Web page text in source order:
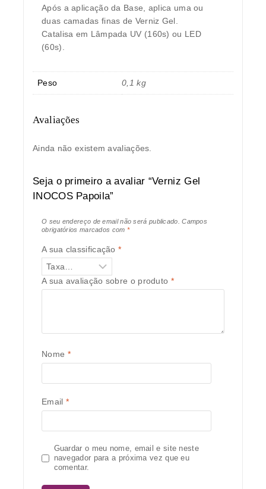
Após a aplicação da Base, aplica uma ou
duas camadas finas de Verniz Gel.
Catalisa em Lâmpada UV (160s) ou LED
(60s).
Peso 0,1 kg
Avaliações
Ainda não existem avaliações.
Seja o primeiro a avaliar “Verniz Gel
INOCOS Papoila”
O seu endereço de email não será publicado.
Campos
obrigatórios marcados com *
A sua classificação*
A sua avaliação sobre o produto *
Nome *
Email *
Guardar o meu nome, email e site neste
navegador para a próxima vez que eu
comentar.